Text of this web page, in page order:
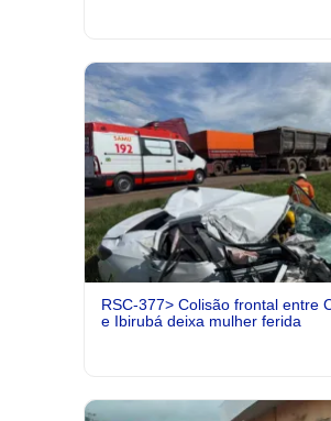
RSC-377> Colisão frontal entre
e Ibirubá deixa mulher ferida